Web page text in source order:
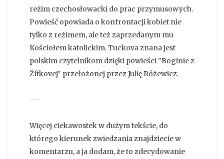
reżim czechosłowacki do prac przymusowych.
Powieść opowiada o konfrontacji kobiet nie
tylko z reżimem, ale też zaprzedanym mu
Kościołem katolickim. Tuckova znana jest
polskim czytelnikom dzięki powieści "Boginie z
Žítkovej" przełożonej przez Julię Różewicz.
---
Więcej ciekawostek w dużym tekście, do
którego kierunek zwiedzania znajdziecie w
komentarzu, a ja dodam, że to zdecydowanie